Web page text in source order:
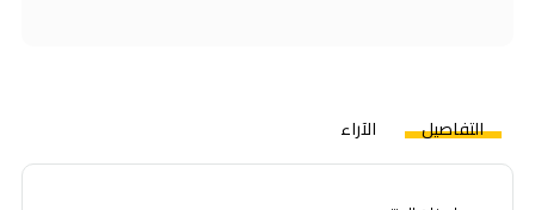
التفاصيل الآراء